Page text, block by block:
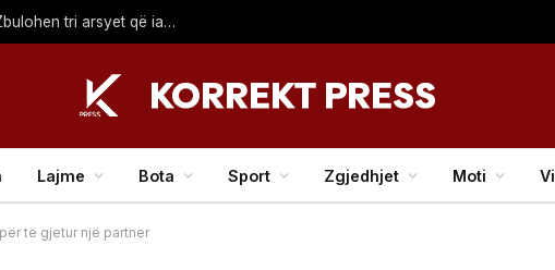
Pse Rodri i tha “jo” Real Madridit për Barcelonën? Zbulohen tri arsyet që ia komunikoi bordit madrilen
Lajme Bota Sport Zgjedhjet Moti
të gjetur një partner